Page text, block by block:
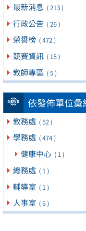
最新消息 ( 213 )
行政公告 ( 26 )
榮譽榜 ( 472 )
競賽資訊 ( 15 )
教師專區 ( 5 )
依發佈單位彙
教務處 ( 52 )
學務處 ( 474 )
健康中心 ( 1 )
總務處 ( 1 )
輔導室 ( 1 )
人事室 ( 6 )